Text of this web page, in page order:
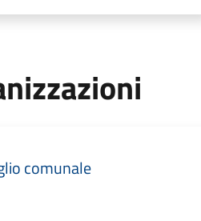
comunale